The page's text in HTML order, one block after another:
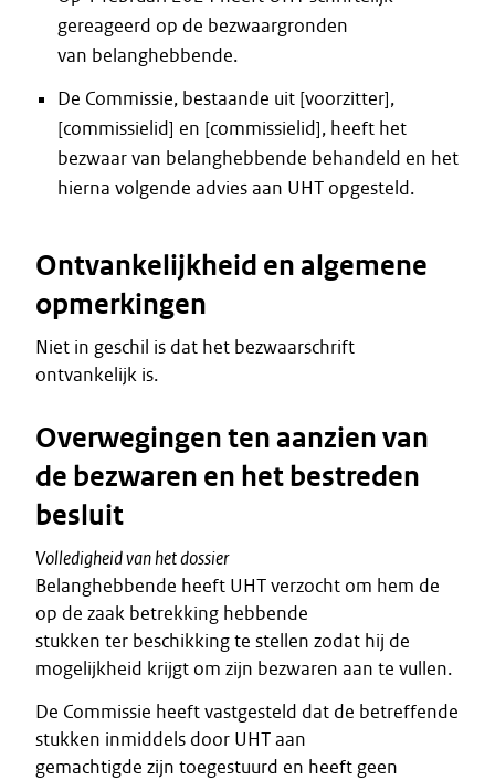
gereageerd op de bezwaargronden
van belanghebbende.
De Commissie, bestaande uit [voorzitter],
[commissielid] en [commissielid], heeft het
bezwaar van belanghebbende behandeld en het
hierna volgende advies aan UHT opgesteld.
Ontvankelijkheid en algemene
opmerkingen
Niet in geschil is dat het bezwaarschrift
ontvankelijk is.
Overwegingen ten aanzien van
de bezwaren en het bestreden
besluit
Volledigheid van het dossier
Belanghebbende heeft UHT verzocht om hem de
op de zaak betrekking hebbende
stukken ter beschikking te stellen zodat hij de
mogelijkheid krijgt om zijn bezwaren aan te vullen.
De Commissie heeft vastgesteld dat de betreffende
stukken inmiddels door UHT aan
gemachtigde zijn toegestuurd en heeft geen